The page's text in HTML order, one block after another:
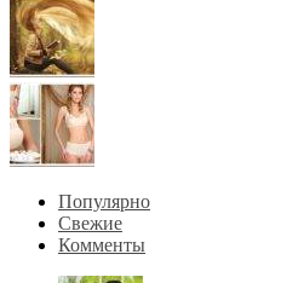
Популярно
Свежие
Комменты